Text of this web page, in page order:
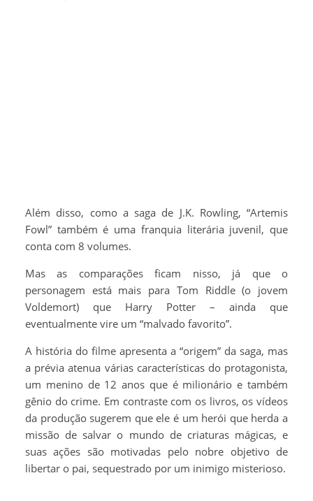
Além disso, como a saga de J.K. Rowling, “Artemis
Fowl” também é uma franquia literária juvenil, que
conta com 8 volumes.
Mas as comparações ficam nisso, já que o
personagem está mais para Tom Riddle (o jovem
Voldemort) que Harry Potter – ainda que
eventualmente vire um “malvado favorito”.
A história do filme apresenta a “origem” da saga, mas
a prévia atenua várias características do protagonista,
um menino de 12 anos que é milionário e também
gênio do crime. Em contraste com os livros, os vídeos
da produção sugerem que ele é um herói que herda a
missão de salvar o mundo de criaturas mágicas, e
suas ações são motivadas pelo nobre objetivo de
libertar o pai, sequestrado por um inimigo misterioso.